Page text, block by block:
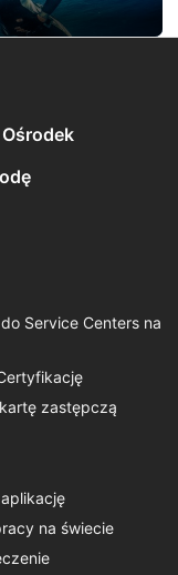
Service Centers na
zastępczą
na świecie